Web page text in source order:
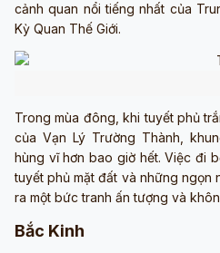
cảnh quan nổi tiếng nhất của
Kỳ Quan Thế Giới.
Trong mùa đông, khi tuyết phủ
của Vạn Lý Trường Thành,
hùng vĩ hơn bao giờ hết. Việc đi
tuyết phủ mặt đất và những ngọn
ra một bức tranh ấn tượng và
Bắc Kinh